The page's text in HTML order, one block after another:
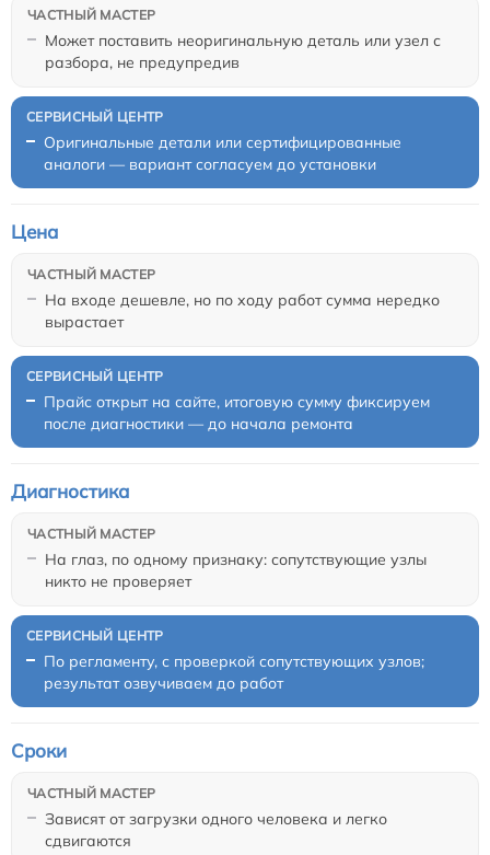
Может поставить неоригинальную деталь или узел с
разбора, не предупредив
Оригинальные детали или сертифицированные
аналоги — вариант согласуем до установки
На входе дешевле, но по ходу работ сумма нередко
вырастает
Цена
Прайс открыт на сайте, итоговую сумму фиксируем
после диагностики — до начала ремонта
На глаз, по одному признаку: сопутствующие узлы
никто не проверяет
Диагностика
По регламенту, с проверкой сопутствующих узлов;
результат озвучиваем до работ
Зависят от загрузки одного человека и легко
сдвигаются
Сроки